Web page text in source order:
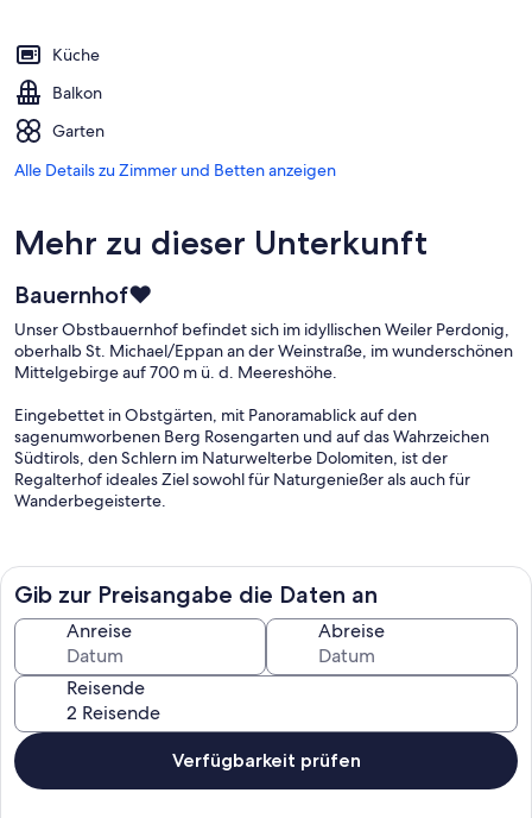
Küche
Balkon
Garten
Alle Details zu Zimmer und Betten anzeigen
Mehr zu dieser Unterkunft
Bauernhof❤
Unser Obstbauernhof befindet sich im idyllischen Weiler Perdonig,
oberhalb St. Michael/Eppan an der Weinstraße, im wunderschönen
Mittelgebirge auf 700 m ü. d. Meereshöhe.
Eingebettet in Obstgärten, mit Panoramablick auf den
sagenumworbenen Berg Rosengarten und auf das Wahrzeichen
Südtirols, den Schlern im Naturwelterbe Dolomiten, ist der
Regalterhof ideales Ziel sowohl für Naturgenießer als auch für
Wanderbegeisterte.
Touren bietet Ihnen unser Bauernhof die Möglichkeit, zusammen
mit Ihrer Familie oder Ihren Freunden die Natur des umgebenden
Wandergebietes zu erleben.
Aktivitäten am Hof: Als ausgebildete Natur und Landschaftsführerin
gibt Ihnen die Bäuerin viele nützliche Hinweise für Wanderungen. In
unserer umfangreichen Bücherecke finden Sie zahlreiche
Wanderunterlagen, viele Hinweise zu Kräutern, die Sie auch in
unseren Kräutergarten selbst beriechen und ausprobieren können,
und Kochrezepte der Südtiroler Küche. Das alles verlangt nach noch
mehr Urlaub…
Gib zur Preisangabe die Daten an
Anreise Abreise
Reisende
Verfügbarkeit prüfen